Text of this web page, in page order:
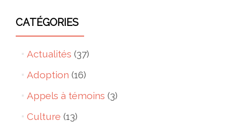
CATÉGORIES
Actualités (37)
Adoption (16)
Appels à témoins (3)
Culture (13)